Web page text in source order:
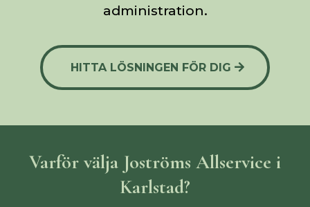
administration.
HITTA LÖSNINGEN FÖR DIG
Varför välja Joströms Allservice i
Karlstad?